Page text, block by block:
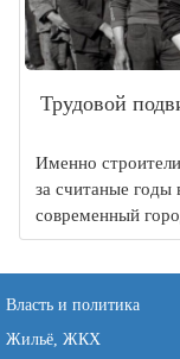
Трудовой
Именно
за считаные годы
современный
Власть и политика
Жильё, ЖКХ